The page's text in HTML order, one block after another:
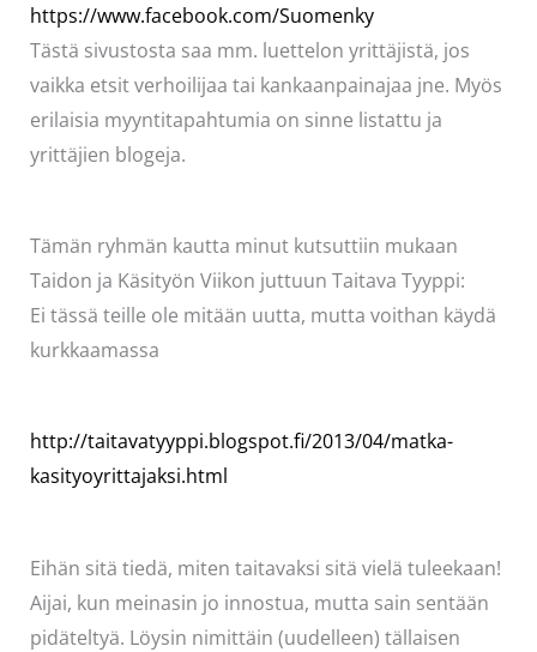
https://www.facebook.com/Suomenky
Tästä sivustosta saa mm. luettelon yrittäjistä, jos
vaikka etsit verhoilijaa tai kankaanpainajaa jne. Myös
erilaisia myyntitapahtumia on sinne listattu ja
yrittäjien blogeja.
Tämän ryhmän kautta minut kutsuttiin mukaan
Taidon ja Käsityön Viikon juttuun Taitava Tyyppi:
Ei tässä teille ole mitään uutta, mutta voithan käydä
kurkkaamassa
http://taitavatyyppi.blogspot.fi/2013/04/matka-
kasityoyrittajaksi.html
Eihän sitä tiedä, miten taitavaksi sitä vielä tuleekaan!
Aijai, kun meinasin jo innostua, mutta sain sentään
pidäteltyä. Löysin nimittäin (uudelleen) tällaisen